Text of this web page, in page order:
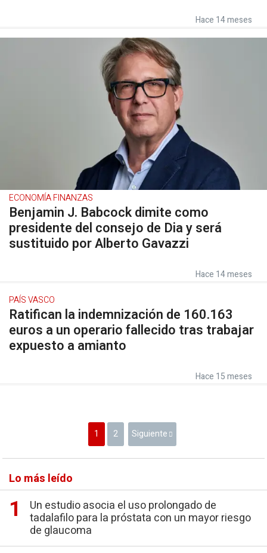
Hace 14 meses
ECONOMÍA FINANZAS
Benjamin J. Babcock dimite como
presidente del consejo de Dia y será
sustituido por Alberto Gavazzi
Hace 14 meses
PAÍS VASCO
Ratifican la indemnización de 160.163
euros a un operario fallecido tras trabajar
expuesto a amianto
Hace 15 meses
1 2 Siguiente
Lo más leído
Un estudio asocia el uso prolongado de
tadalafilo para la próstata con un mayor riesgo
de glaucoma